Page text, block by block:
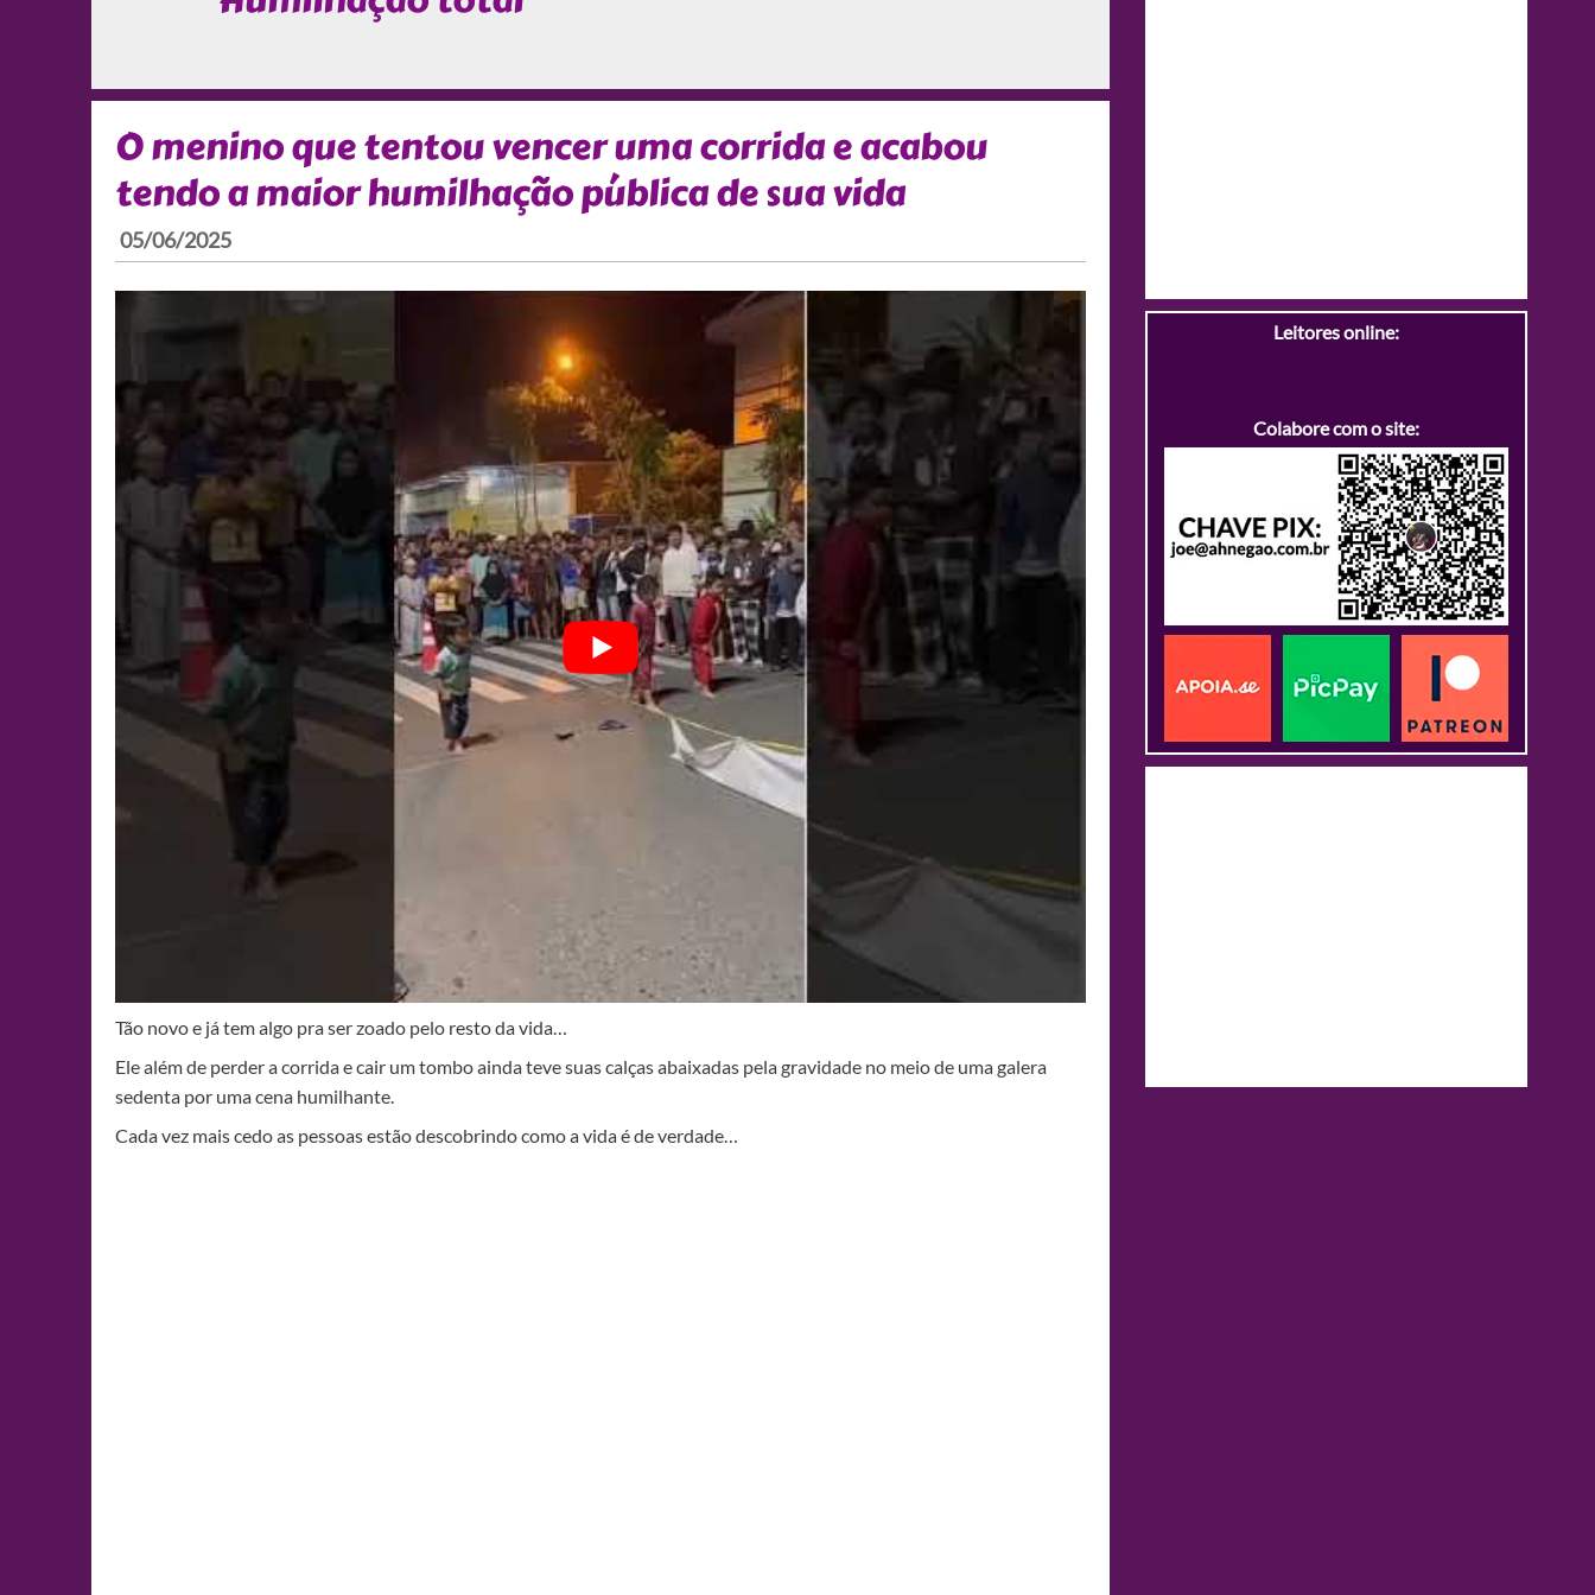
O menino que tentou vencer uma corrida e acabou
tendo a maior humilhação pública de sua vida
05/06/2025
Tão novo e já tem algo pra ser zoado pelo resto da vida…
Ele além de perder a corrida e cair um tombo ainda teve suas calças abaixadas pela gravidade no meio de uma galera
sedenta por uma cena humilhante.
Cada vez mais cedo as pessoas estão descobrindo como a vida é de verdade…
Leitores online:
Colabore com o site: